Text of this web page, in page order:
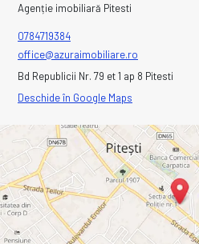
Agenție imobiliară Pitesti
0784719384
office@azuraimobiliare.ro
Bd Republicii Nr. 79 et 1 ap 8 Pitesti
Deschide în Google Maps